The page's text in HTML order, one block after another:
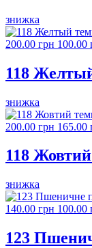
знижка
200.00 грн 100.00
118
знижка
200.00 грн 165.00
118
знижка
140.00 грн 100.00
123